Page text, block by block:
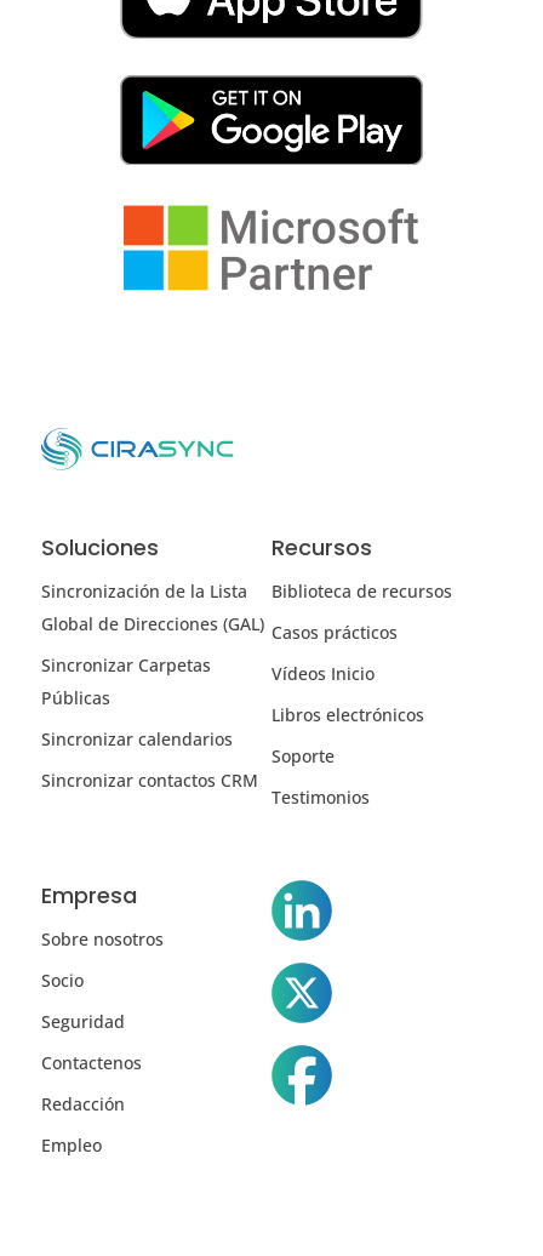
Soluciones
Sincronización de la Lista
Global de Direcciones (GAL)
Sincronizar Carpetas
Públicas
Sincronizar calendarios
Sincronizar contactos CRM
Recursos
Biblioteca de recursos
Casos prácticos
Vídeos Inicio
Libros electrónicos
Soporte
Testimonios
Empresa
Sobre nosotros
Socio
Seguridad
Contactenos
Redacción
Empleo